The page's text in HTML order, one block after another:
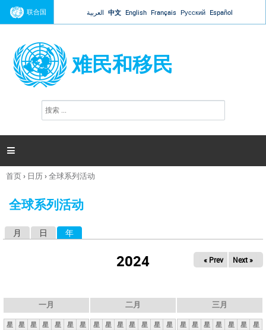
Jump to navigation
联合国 العربية 中文 English Français Русский Español
难民和移民
搜
索

你
这
首页› 日历›全球系列活动
全球系列活动
月 日 年
2024 « Prev Next »
一月
星 星 星 星 星 星
星
二月
星 星 星 星 星 星 星
三月
星 星 星 星 星 星 星